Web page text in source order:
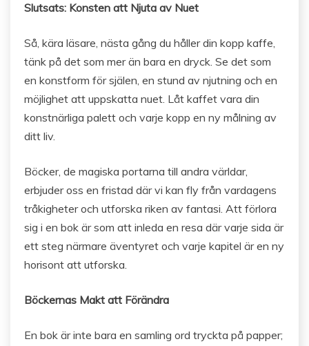
Slutsats: Konsten att Njuta av Nuet
Så, kära läsare, nästa gång du håller din kopp kaffe,
tänk på det som mer än bara en dryck. Se det som
en konstform för själen, en stund av njutning och en
möjlighet att uppskatta nuet. Låt kaffet vara din
konstnärliga palett och varje kopp en ny målning av
ditt liv.
Böcker, de magiska portarna till andra världar,
erbjuder oss en fristad där vi kan fly från vardagens
tråkigheter och utforska riken av fantasi. Att förlora
sig i en bok är som att inleda en resa där varje sida är
ett steg närmare äventyret och varje kapitel är en ny
horisont att utforska.
Böckernas Makt att Förändra
En bok är inte bara en samling ord tryckta på papper;